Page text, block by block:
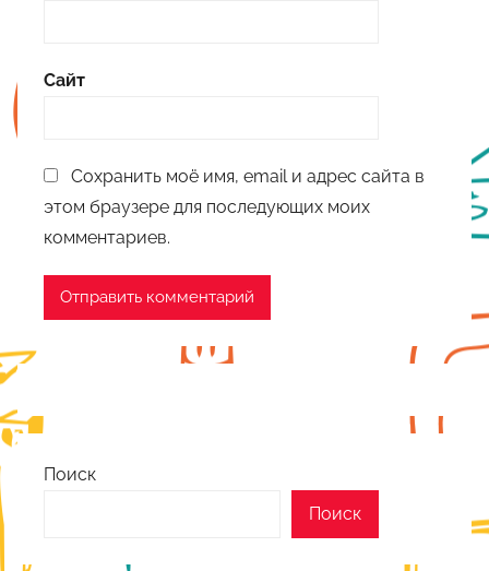
Сайт
Сохранить моё имя, email и адрес сайта в
этом браузере для последующих моих
комментариев.
Поиск
Поиск